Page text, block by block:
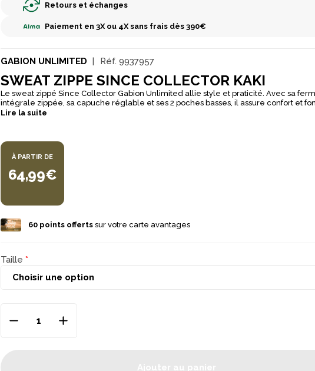
Retours et échanges
Paiement en 3X ou 4X sans frais dès 390€
GABION UNLIMITED Réf. 9937957
SWEAT ZIPPE SINCE COLLECTOR KAKI
Le sweat zippé Since Collector Gabion Unlimited allie style et praticité. Avec sa
intégrale zippée, sa capuche réglable et ses 2 poches basses, il assure confort et
au quotidien. Orné du logo Gabion sur la poitrine et au dos, il est un indispensable
Lire la suite
À PARTIR DE
64,99€
60 points offerts sur votre carte avantages
Taille